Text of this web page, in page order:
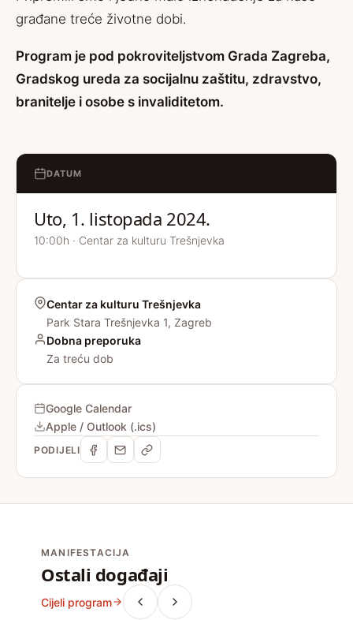
građane treće životne dobi.
Program je pod pokroviteljstvom Grada Zagreba,
Gradskog ureda za socijalnu zaštitu, zdravstvo,
branitelje i osobe s invaliditetom.
DATUM
Uto, 1. listopada 2024.
10:00h · Centar za kulturu Trešnjevka
Centar za kulturu Trešnjevka
Park Stara Trešnjevka 1, Zagreb
Dobna preporuka
Za treću dob
Google Calendar
Apple / Outlook (.ics)
PODIJELI
MANIFESTACIJA
Ostali događaji
Cijeli program